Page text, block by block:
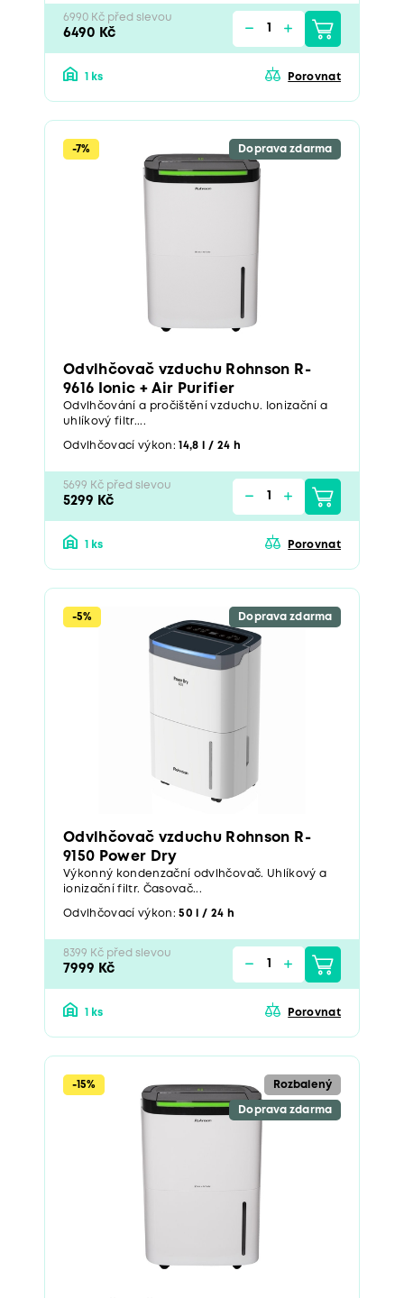
6990 Kč před slevou
6490 Kč
1 ks Porovnat
-7% Doprava zdarma
Odvlhčovač vzduchu Rohnson R-
9616 Ionic + Air Purifier
Odvlhčování a pročištění vzduchu. Ionizační a
uhlíkový filtr....
Odvlhčovací výkon:14,8 l / 24 h
5699 Kč před slevou
5299 Kč
1 ks Porovnat
-5% Doprava zdarma
Odvlhčovač vzduchu Rohnson R-
9150 Power Dry
Výkonný kondenzační odvlhčovač. Uhlíkový a
ionizační filtr. Časovač...
Odvlhčovací výkon:50 l / 24 h
8399 Kč před slevou
7999 Kč
1 ks Porovnat
Rozbalený
-15%
Doprava zdarma